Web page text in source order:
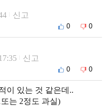
신고
0 0
신고
0 0
이 있는 것 같은데..
는 2정도 과실)